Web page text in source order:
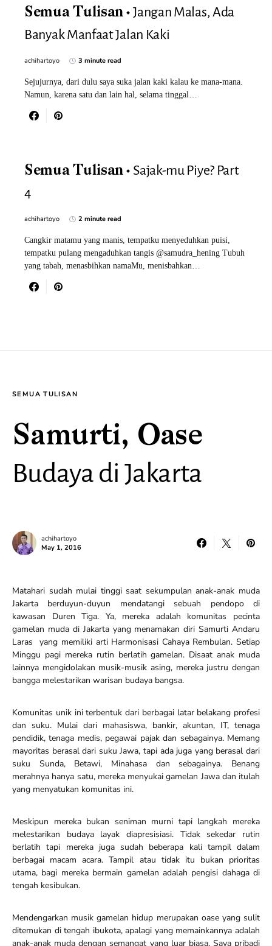
Semua Tulisan
Jangan Malas, Ada
Banyak Manfaat Jalan Kaki
achihartoyo 3 minute read
Sejujurnya, dari dulu saya suka jalan kaki kalau ke mana-mana.
Namun, karena satu dan lain hal, selama tinggal…
Semua Tulisan
Sajak-mu Piye? Part
4
achihartoyo 2 minute read
Cangkir matamu yang manis, tempatku menyeduhkan puisi,
tempatku pulang mengaduhkan tangis @samudra_hening Tubuh
yang tabah, menasbihkan namaMu, menisbahkan…
SEMUA TULISAN
Samurti, Oase
Budaya di Jakarta
achihartoyo
May 1, 2016
Matahari sudah mulai tinggi saat sekumpulan anak-anak muda
Jakarta berduyun-duyun mendatangi sebuah pendopo di
kawasan Duren Tiga. Ya, mereka adalah komunitas pecinta
gamelan muda di Jakarta yang menamakan diri Samurti Andaru
Laras yang memiliki arti Harmonisasi Cahaya Rembulan. Setiap
Minggu pagi mereka rutin berlatih gamelan. Disaat anak muda
lainnya mengidolakan musik-musik asing, mereka justru dengan
bangga melestarikan warisan budaya bangsa.
Komunitas unik ini terbentuk dari berbagai latar belakang profesi
dan suku. Mulai dari mahasiswa, bankir, akuntan, IT, tenaga
pendidik, tenaga medis, pegawai pajak dan sebagainya. Memang
mayoritas berasal dari suku Jawa, tapi ada juga yang berasal dari
suku Sunda, Betawi, Minahasa dan sebagainya. Benang
merahnya hanya satu, mereka menyukai gamelan Jawa dan itulah
yang menyatukan komunitas ini.
Meskipun mereka bukan seniman murni tapi langkah mereka
melestarikan budaya layak diapresisiasi. Tidak sekedar rutin
berlatih tapi mereka juga sudah beberapa kali tampil dalam
berbagai macam acara. Tampil atau tidak itu bukan prioritas
utama, bagi mereka bermain gamelan adalah pengisi dahaga di
tengah kesibukan.
Mendengarkan musik gamelan hidup merupakan oase yang sulit
ditemukan di tengah ibukota, apalagi yang memainkannya adalah
anak-anak muda dengan semangat yang luar biasa. Saya pribadi